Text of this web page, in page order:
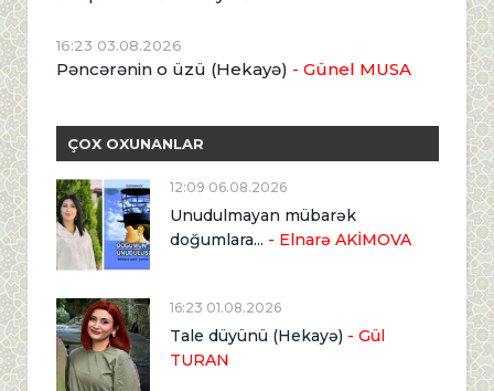
16:23 03.08.2026
Pəncərənin o üzü (Hekayə) - Günel MUSA
ÇOX OXUNANLAR
12:09 06.08.2026
Unudulmayan mübarək
doğumlara... - Elnarə AKİMOVA
16:23 01.08.2026
Tale düyünü (Hekayə) - Gül
TURAN